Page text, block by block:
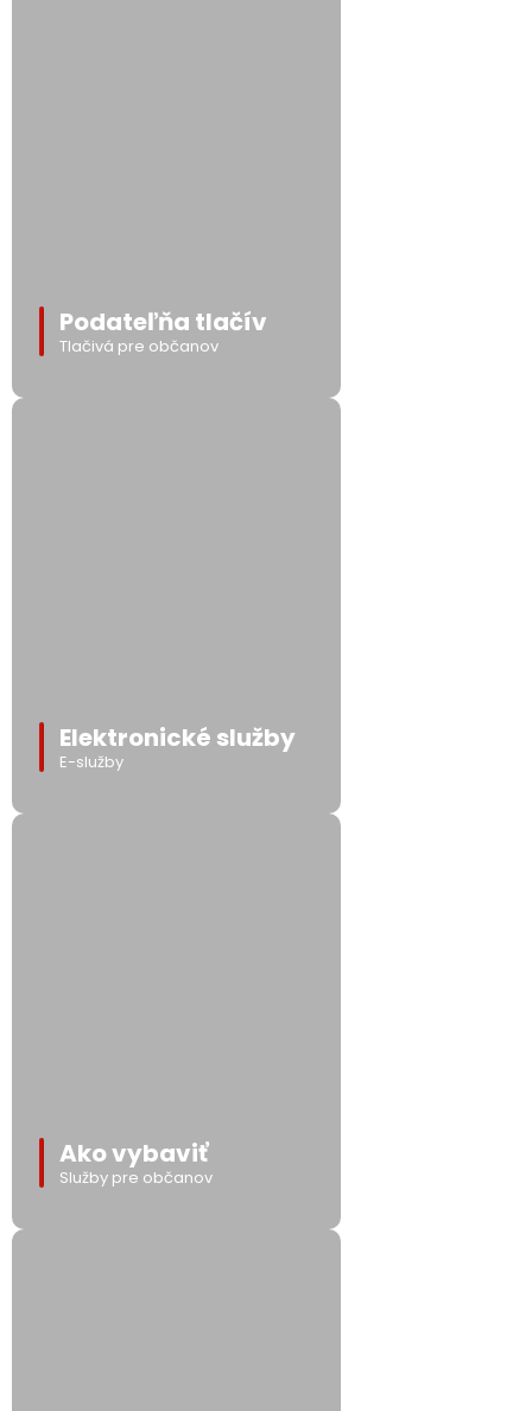
Podateľňa tlačív
Tlačivá pre občanov
Elektronické služby
E-služby
Ako vybaviť
Služby pre občanov